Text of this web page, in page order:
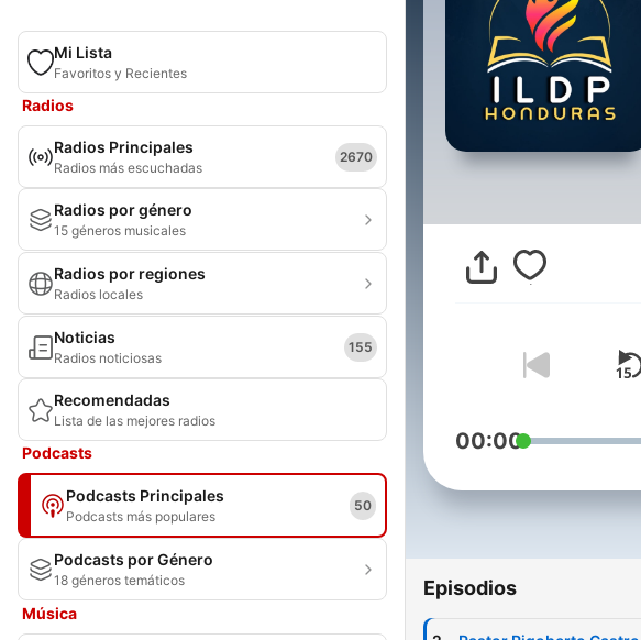
Mi Lista
Favoritos y Recientes
Radios
Radios Principales
Radios más escuchadas
2670
Radios por género
15 géneros musicales
Radios por regiones
Radios locales
Noticias
Radios noticiosas
155
Recomendadas
Lista de las mejores radios
Podcasts
Podcasts Principales
Podcasts más populares
50
Podcasts por Género
18 géneros temáticos
Música
00:00
Episodios